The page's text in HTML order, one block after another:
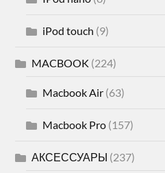
iPod touch (9)
MACBOOK (224)
Macbook Air (63)
Macbook Pro (157)
АКСЕССУАРЫ (237)